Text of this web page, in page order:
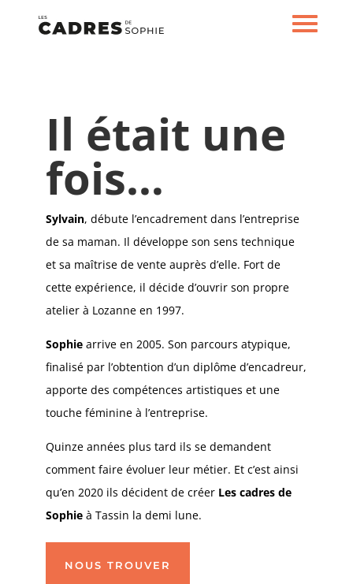
Il était une
fois…
Sylvain, débute l’encadrement dans l’entreprise
de sa maman. Il développe son sens technique
et sa maîtrise de vente auprès d’elle. Fort de
cette expérience, il décide d’ouvrir son propre
atelier à Lozanne en 1997.
Sophie arrive en 2005. Son parcours atypique,
finalisé par l’obtention d’un diplôme d’encadreur,
apporte des compétences artistiques et une
touche féminine à l’entreprise.
Quinze années plus tard ils se demandent
comment faire évoluer leur métier. Et c’est ainsi
qu’en 2020 ils décident de créer Les cadres de
Sophie à Tassin la demi lune.
NOUS TROUVER